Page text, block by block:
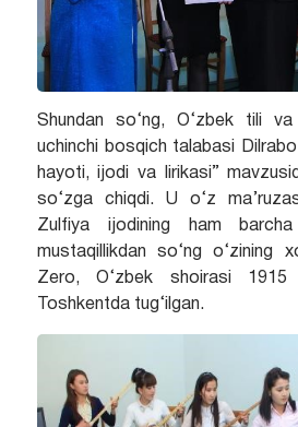
Shundan so‘ng, O‘zbek tili
uchinchi bosqich talabasi
hayoti, ijodi va lirikasi”
so‘zga chiqdi. U o‘z
Zulfiya ijodining ham
mustaqillikdan so‘ng o‘zining
Zero, O‘zbek shoirasi
Toshkentda tug‘ilgan.